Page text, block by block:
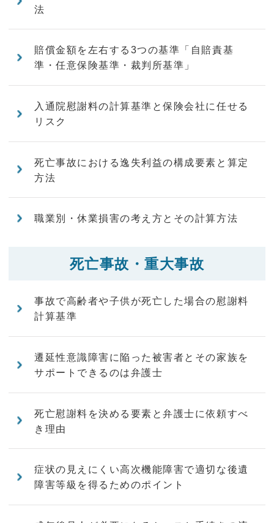
法
賠償金額を左右する3つの基準「自賠責基
準・任意保険基準・裁判所基準」
入通院慰謝料の計算基準と保険会社に任せる
リスク
死亡事故における逸失利益の構成要素と算定
方法
職業別・休業損害の考え方とその計算方法
死亡事故・重大事故
事故で高齢者や子供が死亡した場合の慰謝料
計算基準
遷延性意識障害に陥った被害者とその家族を
サポートできるのは弁護士
死亡慰謝料を決める要素と弁護士に依頼すべ
き理由
症状の見えにくい高次機能障害で適切な後遺
障害等級を得るためのポイント